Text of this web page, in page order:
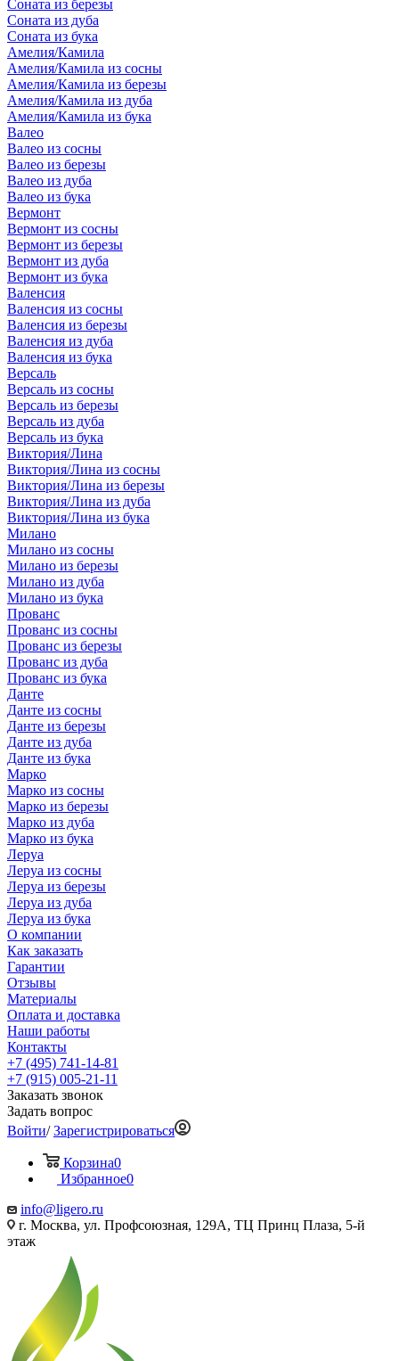
Соната из березы
Соната из дуба
Соната из бука
Амелия/Камила
Амелия/Камила из сосны
Амелия/Камила из березы
Амелия/Камила из дуба
Амелия/Камила из бука
Валео
Валео из сосны
Валео из березы
Валео из дуба
Валео из бука
Вермонт
Вермонт из сосны
Вермонт из березы
Вермонт из дуба
Вермонт из бука
Валенсия
Валенсия из сосны
Валенсия из березы
Валенсия из дуба
Валенсия из бука
Версаль
Версаль из сосны
Версаль из березы
Версаль из дуба
Версаль из бука
Виктория/Лина
Виктория/Лина из сосны
Виктория/Лина из березы
Виктория/Лина из дуба
Виктория/Лина из бука
Милано
Милано из сосны
Милано из березы
Милано из дуба
Милано из бука
Прованс
Прованс из сосны
Прованс из березы
Прованс из дуба
Прованс из бука
Данте
Данте из сосны
Данте из березы
Данте из дуба
Данте из бука
Марко
Марко из сосны
Марко из березы
Марко из дуба
Марко из бука
Леруа
Леруа из сосны
Леруа из березы
Леруа из дуба
Леруа из бука
О компании
Как заказать
Гарантии
Отзывы
Материалы
Оплата и доставка
Наши работы
Контакты
+7 (495) 741-14-81
+7 (915) 005-21-11
Заказать звонок
Задать вопрос
Войти/Зарегистрироваться
Корзина0
Избранное0
info@ligero.ru
г. Москва, ул. Профсоюзная, 129А, ТЦ Принц Плаза, 5-й
этаж